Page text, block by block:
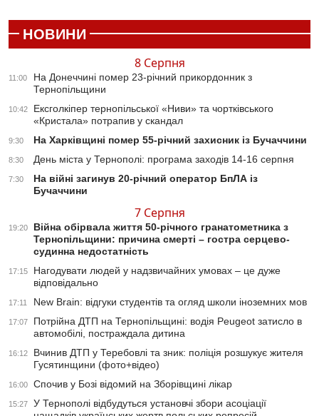
НОВИНИ
8 Серпня
11:00
На Донеччині помер 23-річний прикордонник з
Тернопільщини
10:42
Ексголкіпер тернопільської «Ниви» та чортківського
«Кристала» потрапив у скандал
9:30 На Харківщині помер 55-річний захисник із Бучаччини
8:30 День міста у Тернополі: програма заходів 14-16 серпня
7:30
На війні загинув 20-річний оператор БпЛА із
Бучаччини
7 Серпня
19:20
Війна обірвала життя 50-річного гранатометника з
Тернопільщини: причина смерті – гостра серцево-
судинна недостатність
17:15
Нагодувати людей у надзвичайних умовах – це дуже
відповідально
17:11 New Brain: відгуки студентів та огляд школи іноземних мов
17:07
Потрійна ДТП на Тернопільщині: водія Peugeot затисло в
автомобілі, постраждала дитина
16:12
Вчинив ДТП у Теребовлі та зник: поліція розшукує жителя
Гусятинщини (фото+відео)
16:00 Спочив у Бозі відомий на Зборівщині лікар
15:27
У Тернополі відбудуться установчі збори асоціації